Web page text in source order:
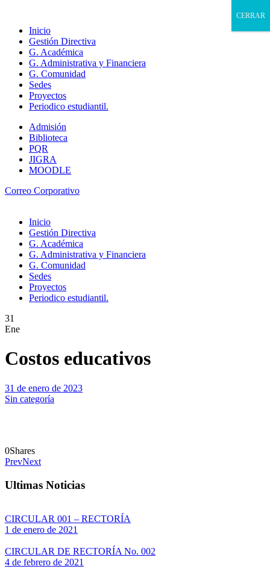
Inicio
Gestión Directiva
G. Académica
G. Administrativa y Financiera
G. Comunidad
Sedes
Proyectos
Periodico estudiantil.
Admisión
Biblioteca
PQR
JIGRA
MOODLE
Correo Corporativo
Inicio
Gestión Directiva
G. Académica
G. Administrativa y Financiera
G. Comunidad
Sedes
Proyectos
Periodico estudiantil.
31
Ene
Costos educativos
31 de enero de 2023
Sin categoría
0Shares
PrevNext
Ultimas Noticias
CIRCULAR 001 – RECTORÍA
1 de enero de 2021
CIRCULAR DE RECTORÍA No. 002
4 de febrero de 2021
CERRAR